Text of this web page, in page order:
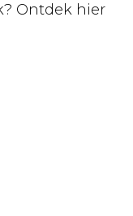
Ontdek hier